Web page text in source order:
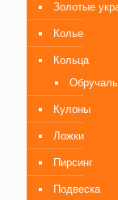
Золотые
Колье
Кольца
Кулоны
Ложки
Пирсинг
Подвеска